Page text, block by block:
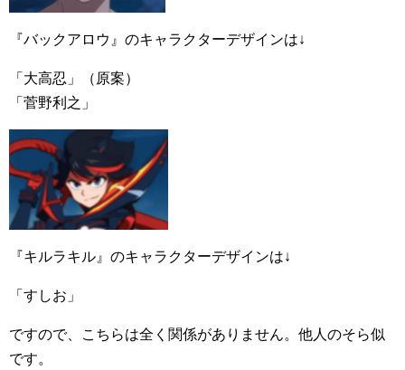
『バックアロウ』のキャラクターデザインは↓
「大高忍」（原案）
「菅野利之」
『キルラキル』のキャラクターデザインは↓
「すしお」
ですので、こちらは全く関係がありません。他人のそら似
です。